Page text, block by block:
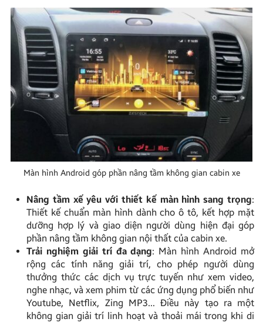
Màn hình Android góp phần nâng tầm không gian cabin xe
Nâng tầm xế yêu với thiết kế màn hình sang trọng:
Thiết kế chuẩn màn hình dành cho ô tô, kết hợp mặt
dưỡng hợp lý và giao diện người dùng hiện đại góp
phần nâng tầm không gian nội thất của cabin xe.
Trải nghiệm giải trí đa dạng: Màn hình Android mở
rộng các tính năng giải trí, cho phép người dùng
thưởng thức các dịch vụ trực tuyến như xem video,
nghe nhạc, và xem phim từ các ứng dụng phổ biến như
Youtube, Netflix, Zing MP3… Điều này tạo ra một
không gian giải trí linh hoạt và thoải mái trong khi di